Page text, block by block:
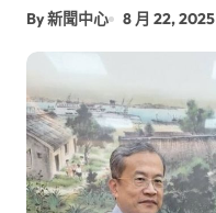
By 新聞中心 8 月 22, 2025